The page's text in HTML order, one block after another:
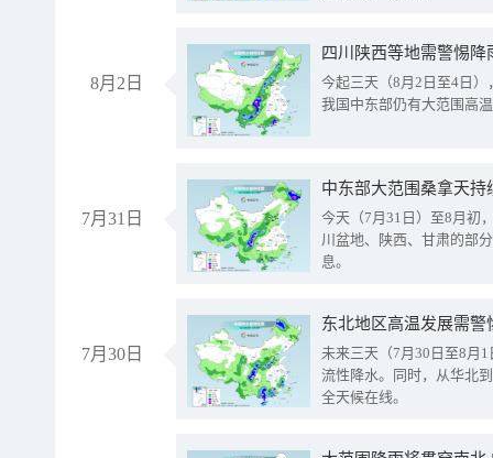
8月2日
今起三天（8月2日至4日
我国中东部仍有大范围高
7月31日
中东部大范围桑拿天
今天（7月31日）至8月初
川盆地、陕西、甘肃的部
息。
7月30日
东北地区高温发展需
未来三天（7月30日至8月
流性降水。同时，从华北
全天候在线。